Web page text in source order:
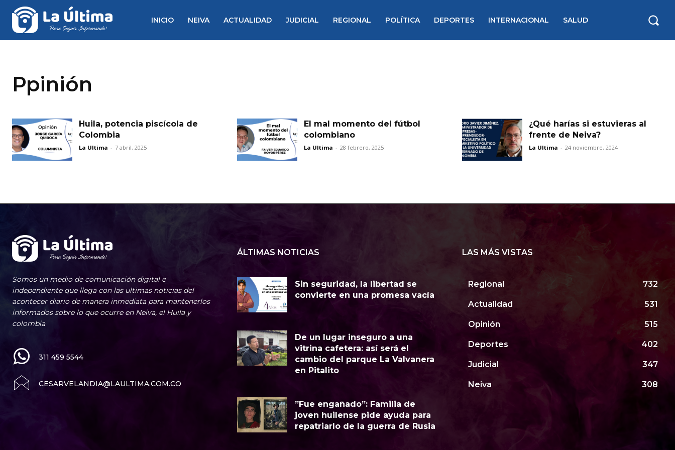
INICIO NEIVA ACTUALIDAD JUDICIAL REGIONAL POLÍTICA DEPORTES INTERNACIONAL SALUD
Ppinión
Huila, potencia piscícola de
Colombia
La Ultima - 7 abril, 2025
El mal momento del fútbol
colombiano
La Ultima - 28 febrero, 2025
¿Qué harías si estuvieras al
frente de Neiva?
La Ultima - 24 noviembre, 2024
Somos un medio de comunicación digital e
independiente que llega con las ultimas noticias del
acontecer diario de manera inmediata para mantenerlos
informados sobre lo que ocurre en Neiva, el Huila y
colombia
311 459 5544
CESARVELANDIA@LAULTIMA.COM.CO
ÁLTIMAS NOTICIAS
Sin seguridad, la libertad se
convierte en una promesa vacía
​De un lugar inseguro a una
vitrina cafetera: así será el
cambio del parque La Valvanera
en Pitalito
​”Fue engañado”: Familia de
joven huilense pide ayuda para
repatriarlo de la guerra de Rusia
LAS MÁS VISTAS
Regional 732
Actualidad 531
Opinión 515
Deportes 402
Judicial 347
Neiva 308